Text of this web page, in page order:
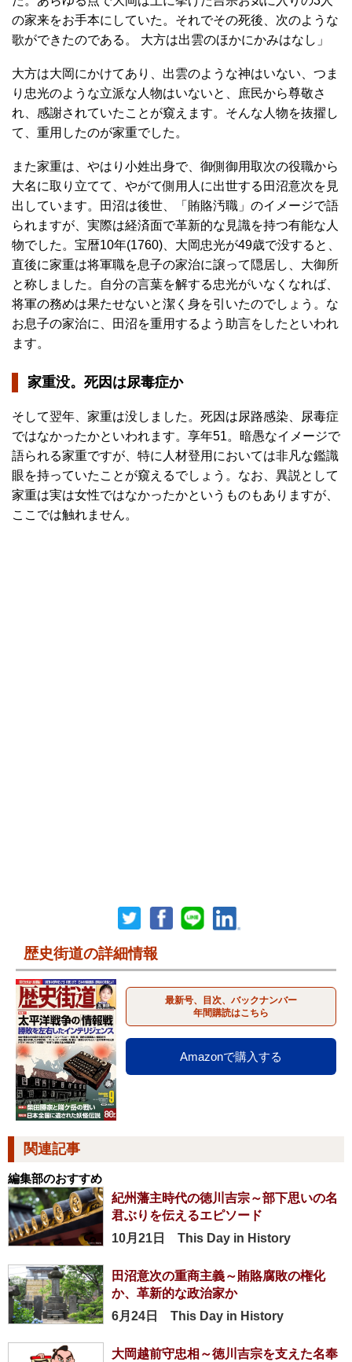
の家来をお手本にしていた。それでその死後、次のような
歌ができたのである。 大方は出雲のほかにかみはなし」
大方は大岡にかけてあり、出雲のような神はいない、つま
り忠光のような立派な人物はいないと、庶民から尊敬さ
れ、感謝されていたことが窺えます。そんな人物を抜擢し
て、重用したのが家重でした。
また家重は、やはり小姓出身で、御側御用取次の役職から
大名に取り立てて、やがて側用人に出世する田沼意次を見
出しています。田沼は後世、「賄賂汚職」のイメージで語
られますが、実際は経済面で革新的な見識を持つ有能な人
物でした。宝暦10年(1760)、大岡忠光が49歳で没すると、
直後に家重は将軍職を息子の家治に譲って隠居し、大御所
と称しました。自分の言葉を解する忠光がいなくなれば、
将軍の務めは果たせないと潔く身を引いたのでしょう。な
お息子の家治に、田沼を重用するよう助言をしたといわれ
ます。
家重没。死因は尿毒症か
そして翌年、家重は没しました。死因は尿路感染、尿毒症
ではなかったかといわれます。享年51。暗愚なイメージで
語られる家重ですが、特に人材登用においては非凡な鑑識
眼を持っていたことが窺えるでしょう。なお、異説として
家重は実は女性ではなかったかというものもありますが、
ここでは触れません。
歴史街道の詳細情報
最新号、目次、バックナンバー
年間購読はこちら
Amazonで購入する
関連記事
編集部のおすすめ
紀州藩主時代の徳川吉宗～部下思いの名
君ぶりを伝えるエピソード
10月21日 This Day in History
田沼意次の重商主義～賄賂腐敗の権化
か、革新的な政治家か
6月24日 This Day in History
大岡越前守忠相～徳川吉宗を支えた名奉